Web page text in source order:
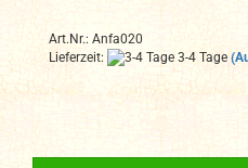
Art.Nr.: Anfa020
Lieferzeit:
3-4 Tage